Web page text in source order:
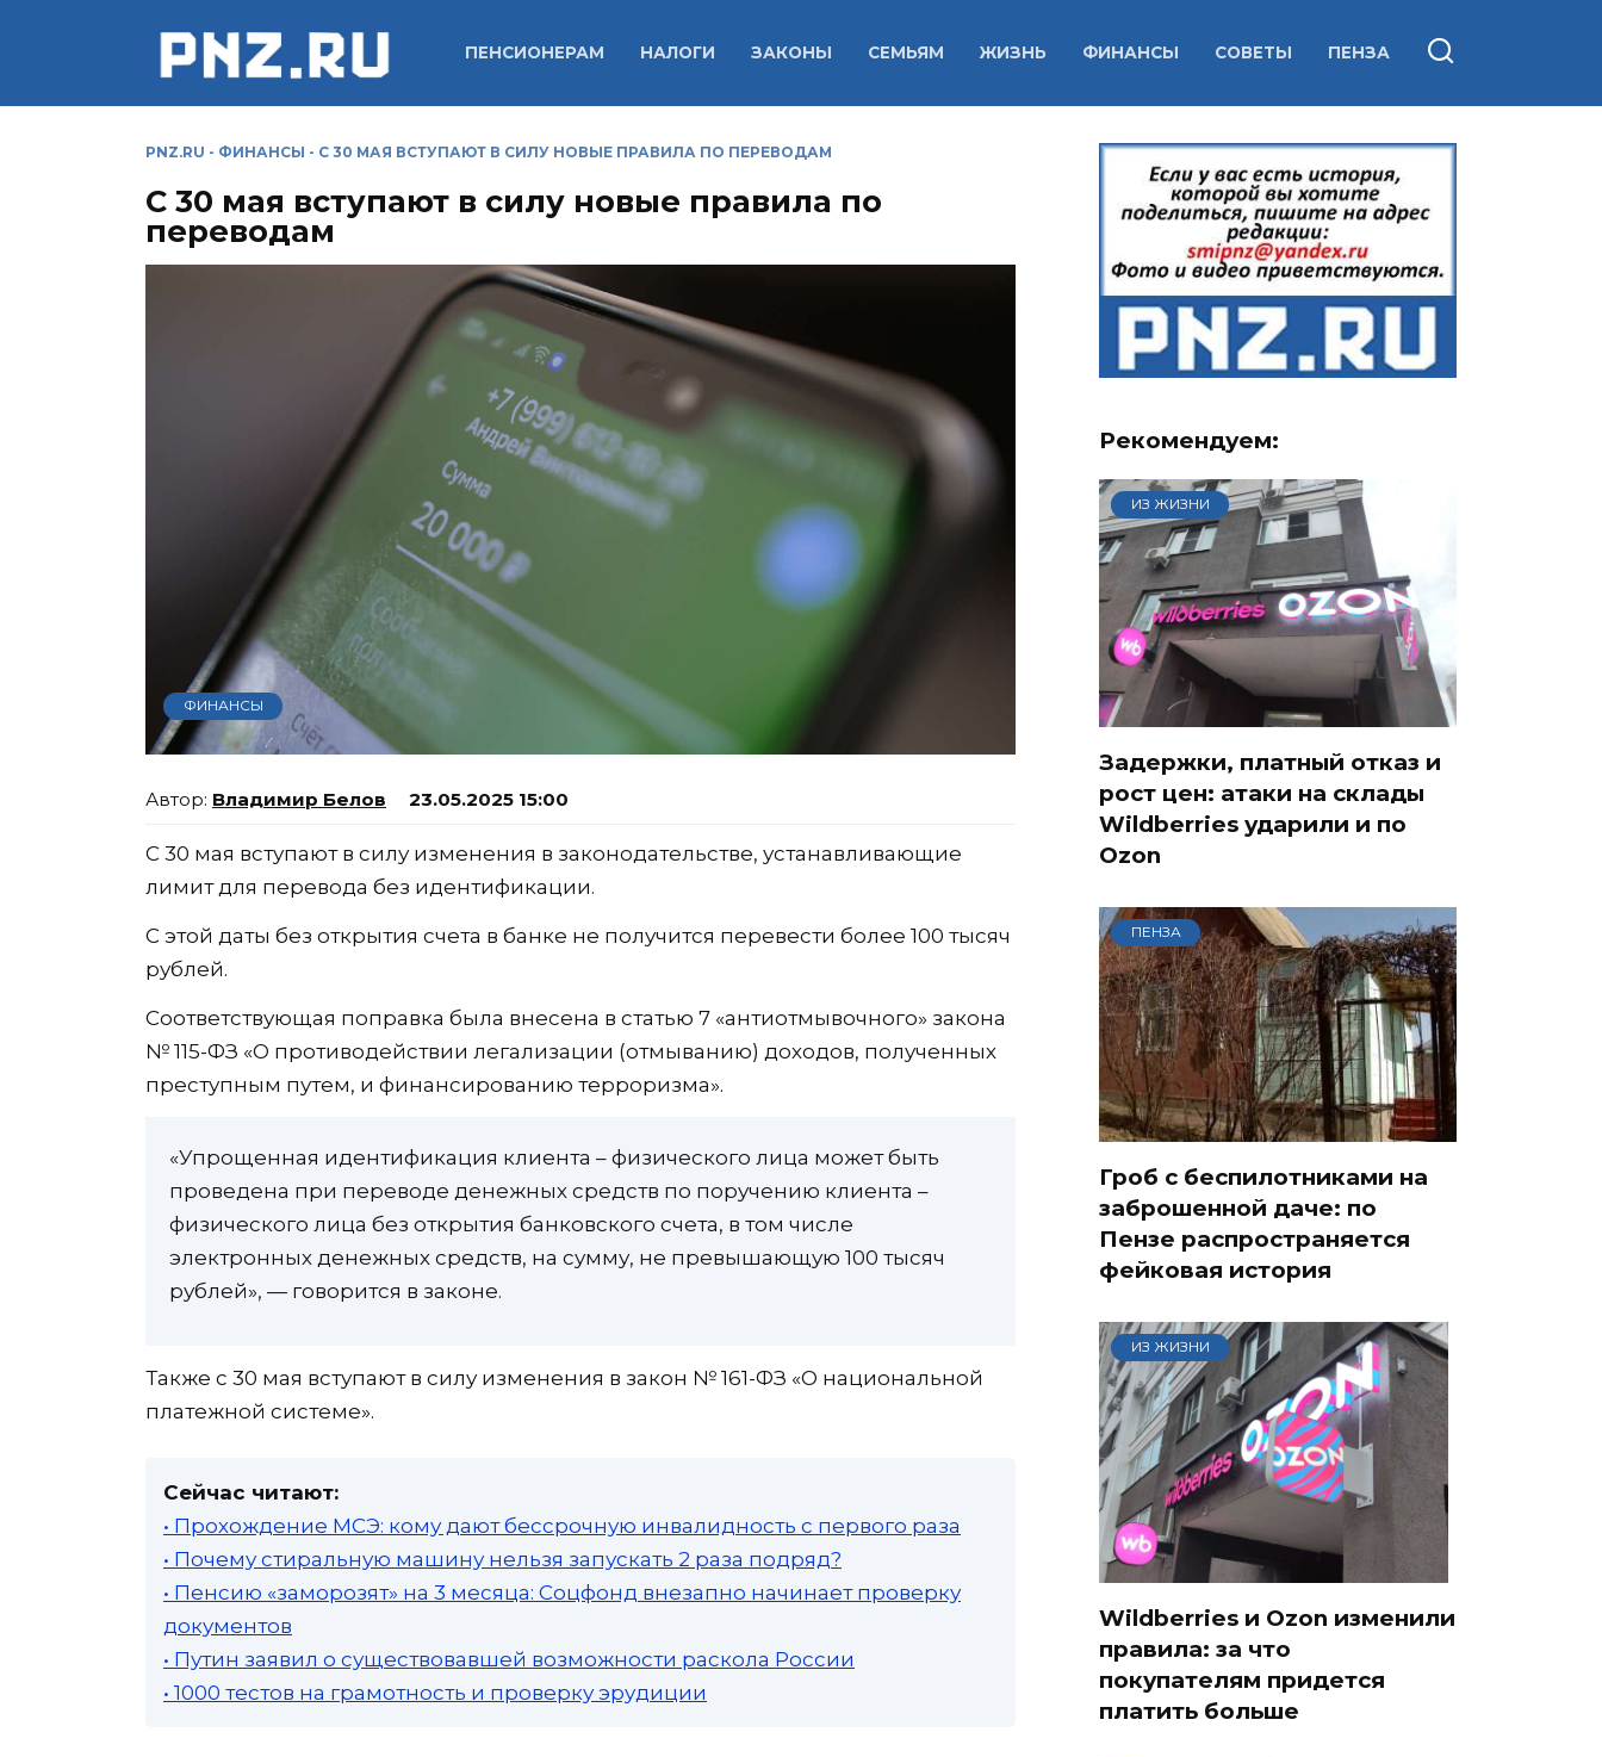
ПЕНСИОНЕРАМ НАЛОГИ ЗАКОНЫ СЕМЬЯМ ЖИЗНЬ ФИНАНСЫ СОВЕТЫ ПЕНЗА
PNZ.RU - ФИНАНСЫ - С 30 МАЯ ВСТУПАЮТ В СИЛУ НОВЫЕ ПРАВИЛА ПО ПЕРЕВОДАМ
С 30 мая вступают в силу новые правила по
переводам
ФИНАНСЫ
Владимир Белов 23.05.2025 15:00
С 30 мая вступают в силу изменения в законодательстве, устанавливающие
лимит для перевода без идентификации.
С этой даты без открытия счета в банке не получится перевести более 100 тысяч
рублей.
Соответствующая поправка была внесена в статью 7 «антиотмывочного» закона
№ 115-ФЗ «О противодействии легализации (отмыванию) доходов, полученных
преступным путем, и финансированию терроризма».
«Упрощенная идентификация клиента – физического лица может быть
проведена при переводе денежных средств по поручению клиента –
физического лица без открытия банковского счета, в том числе
электронных денежных средств, на сумму, не превышающую 100 тысяч
рублей», — говорится в законе.
Также с 30 мая вступают в силу изменения в закон № 161-ФЗ «О национальной
платежной системе».
Сейчас читают:
• Прохождение МСЭ: кому дают бессрочную инвалидность с первого раза
• Почему стиральную машину нельзя запускать 2 раза подряд?
• Пенсию «заморозят» на 3 месяца: Соцфонд внезапно начинает проверку
документов
• Путин заявил о существовавшей возможности раскола России
• 1000 тестов на грамотность и проверку эрудиции
Рекомендуем:
ИЗ ЖИЗНИ
Задержки, платный отказ и
рост цен: атаки на склады
Wildberries ударили и по
Ozon
ПЕНЗА
Гроб с беспилотниками на
заброшенной даче: по
Пензе распространяется
фейковая история
ИЗ ЖИЗНИ
Wildberries и Ozon изменили
правила: за что
покупателям придется
платить больше